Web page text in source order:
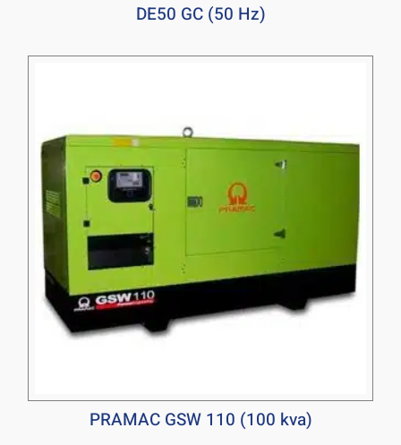
DE50 GC (50 Hz)
PRAMAC GSW 110 (100 kva)